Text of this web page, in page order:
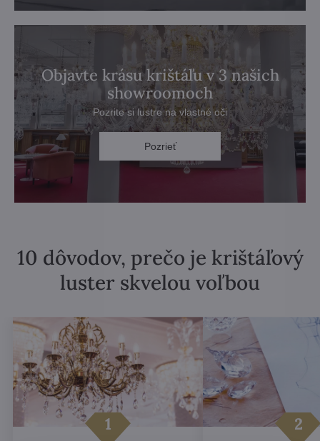
Objavte krásu krištáľu v 3 našich
showroomoch
Pozrite si lustre na vlastné oči
Pozrieť
10 dôvodov, prečo je krištáľový
luster skvelou voľbou